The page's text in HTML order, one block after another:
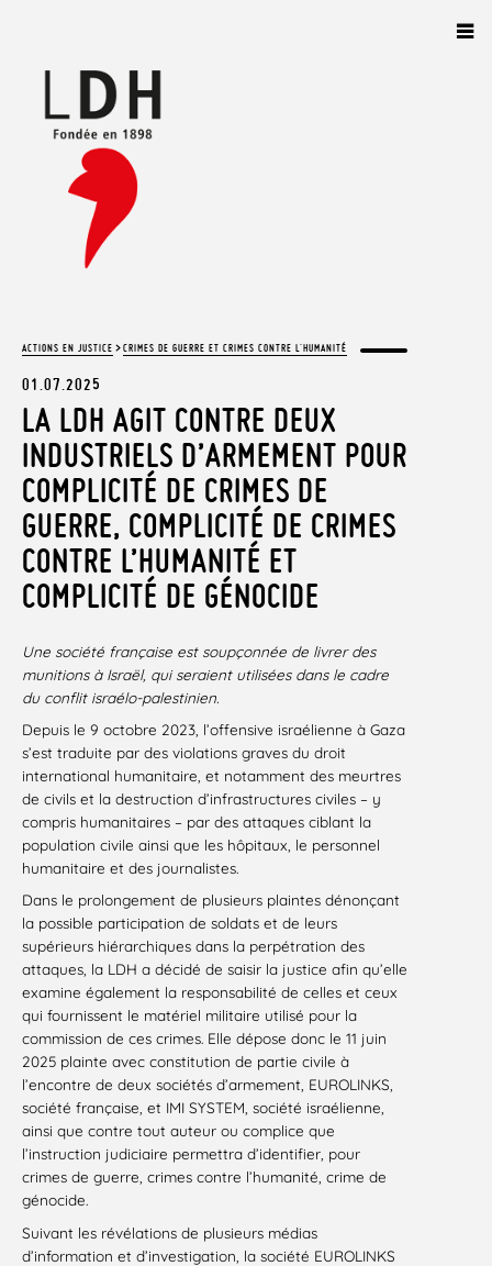
ACTIONS EN JUSTICE >CRIMES DE GUERRE ET CRIMES CONTRE L'HUMANITÉ
01.07.2025
LA LDH AGIT CONTRE DEUX
INDUSTRIELS D’ARMEMENT POUR
COMPLICITÉ DE CRIMES DE
GUERRE, COMPLICITÉ DE CRIMES
CONTRE L’HUMANITÉ ET
COMPLICITÉ DE GÉNOCIDE
Une société française est soupçonnée de livrer des
munitions à Israël, qui seraient utilisées dans le cadre
du conflit israélo-palestinien.
Depuis le 9 octobre 2023, l’offensive israélienne à Gaza
s’est traduite par des violations graves du droit
international humanitaire, et notamment des meurtres
de civils et la destruction d’infrastructures civiles – y
compris humanitaires – par des attaques ciblant la
population civile ainsi que les hôpitaux, le personnel
humanitaire et des journalistes.
Dans le prolongement de plusieurs plaintes dénonçant
la possible participation de soldats et de leurs
supérieurs hiérarchiques dans la perpétration des
attaques, la LDH a décidé de saisir la justice afin qu’elle
examine également la responsabilité de celles et ceux
qui fournissent le matériel militaire utilisé pour la
commission de ces crimes. Elle dépose donc le 11 juin
2025 plainte avec constitution de partie civile à
l’encontre de deux sociétés d’armement, EUROLINKS,
société française, et IMI SYSTEM, société israélienne,
ainsi que contre tout auteur ou complice que
l’instruction judiciaire permettra d’identifier, pour
crimes de guerre, crimes contre l’humanité, crime de
génocide.
Suivant les révélations de plusieurs médias
d’information et d’investigation, la société EUROLINKS